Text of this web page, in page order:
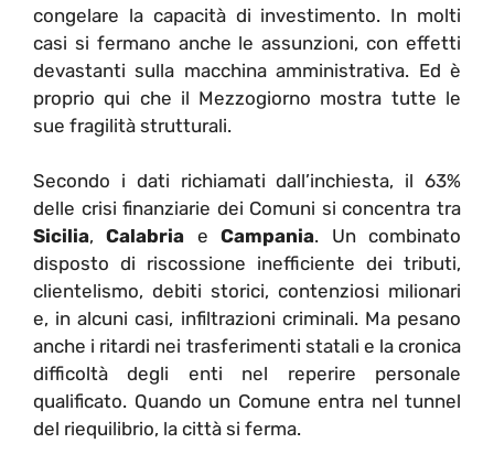
congelare la capacità di investimento. In molti
casi si fermano anche le assunzioni, con effetti
devastanti sulla macchina amministrativa. Ed è
proprio qui che il Mezzogiorno mostra tutte le
sue fragilità strutturali.
Secondo i dati richiamati dall’inchiesta, il 63%
delle crisi finanziarie dei Comuni si concentra tra
Sicilia,Calabria eCampania. Un combinato
disposto di riscossione inefficiente dei tributi,
clientelismo, debiti storici, contenziosi milionari
e, in alcuni casi, infiltrazioni criminali. Ma pesano
anche i ritardi nei trasferimenti statali e la cronica
difficoltà degli enti nel reperire personale
qualificato. Quando un Comune entra nel tunnel
del riequilibrio, la città si ferma.